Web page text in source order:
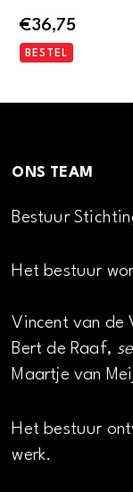
€36,75
BESTEL
ONS TEAM
Bestuur
Het bestuur
Vincent van de
Bert de Raaf,
Maartje van
Het bestuur
werk.